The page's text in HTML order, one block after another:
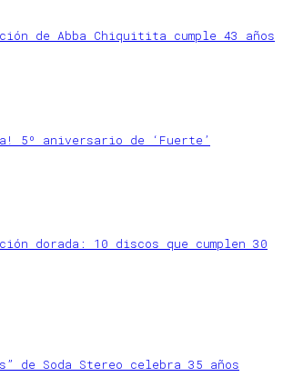
de Abba Chiquitita cumple 43 años
5º aniversario de ‘Fuerte’
dorada: 10 discos que cumplen 30
de Soda Stereo celebra 35 años